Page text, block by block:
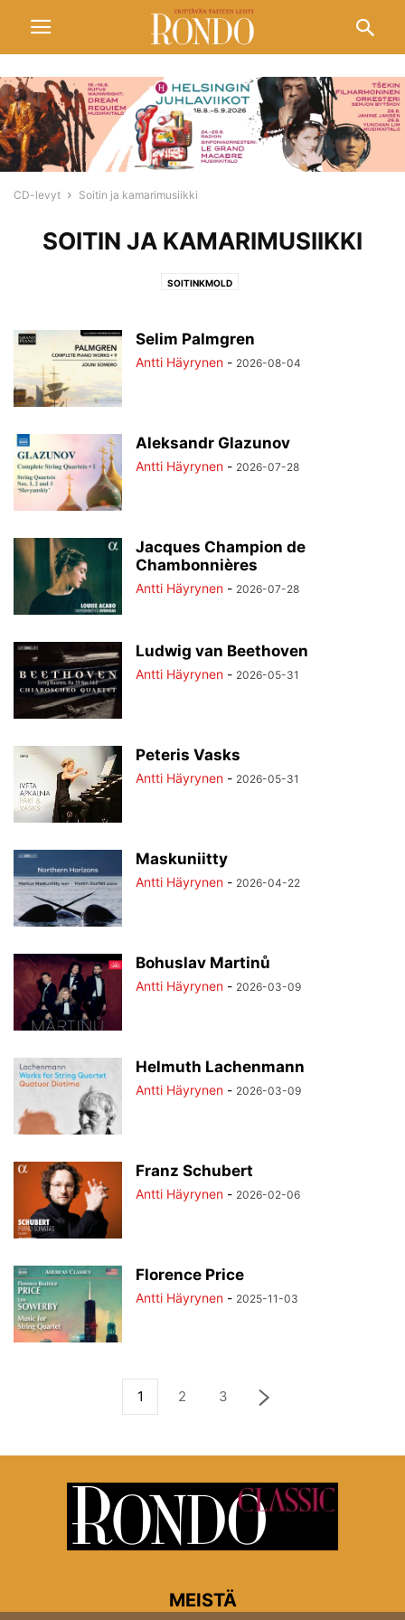
CD-levyt Soitin ja kamarimusiikki
SOITIN JA KAMARIMUSIIKKI
SOITINKMOLD
Selim Palmgren
Antti Häyrynen - 2026-08-04
Aleksandr Glazunov
Antti Häyrynen - 2026-07-28
Jacques Champion de
Chambonnières
Antti Häyrynen - 2026-07-28
Ludwig van Beethoven
Antti Häyrynen - 2026-05-31
Peteris Vasks
Antti Häyrynen - 2026-05-31
Maskuniitty
Antti Häyrynen - 2026-04-22
Bohuslav Martinů
Antti Häyrynen - 2026-03-09
Helmuth Lachenmann
Antti Häyrynen - 2026-03-09
Franz Schubert
Antti Häyrynen - 2026-02-06
Florence Price
Antti Häyrynen - 2025-11-03
1 2 3
MEISTÄ